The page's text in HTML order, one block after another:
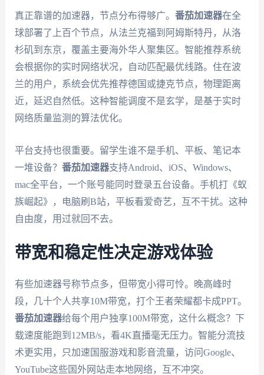
真正靠谱的加速器，节点分布得够广。 番茄加速器在全
球部署了上百个节点，从法兰克福到阿姆斯特丹，从洛
杉矶到东京，覆盖主要海外华人聚集区。智能推荐系统
会根据你的实时网络状况，自动匹配最优线路。住在波
兰的用户，系统会优先推荐德国或捷克节点，物理距离
近，延迟自然低。这种智能调度不是玄学，是基于实时
网络质量监测的算法优化。
平台支持也很重要。留学生谁不是手机、平板、笔记本
一堆设备？ 番茄加速器支持Android、iOS、Windows、
mac全平台，一个账号能同时登录五台设备。手机打《蚁
族崛起》，电脑刷B站，平板看爱奇艺，互不干扰。这种
自由度，用过就回不去。
带宽和稳定性决定游戏体验
有些加速器号称节点多，但带宽小得可怜。晚高峰时
段，几十个人共享10M带宽，打个王者荣耀都卡成PPT。
番茄加速器给每个用户独享100M带宽，这什么概念？下
载速度能跑到12MB/s，看4K直播毫无压力。智能分流技
术更实用，只加速国服游戏和影音流量，访问Google、
YouTube这些国外网站走本地网络，互不冲突。